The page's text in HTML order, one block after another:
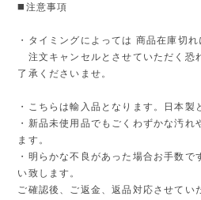
◼️注意事項
・タイミングによっては 商品在庫切れ
注文キャンセルとさせていただく恐
了承くださいませ。
・こちらは輸入品となります。日本製
・新品未使用品でもごくわずかな汚
ます。
・明らかな不良があった場合お手数
い致します。
ご確認後、ご返金、返品対応させてい